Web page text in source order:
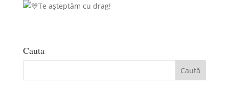
Te așteptăm cu drag!
Cauta